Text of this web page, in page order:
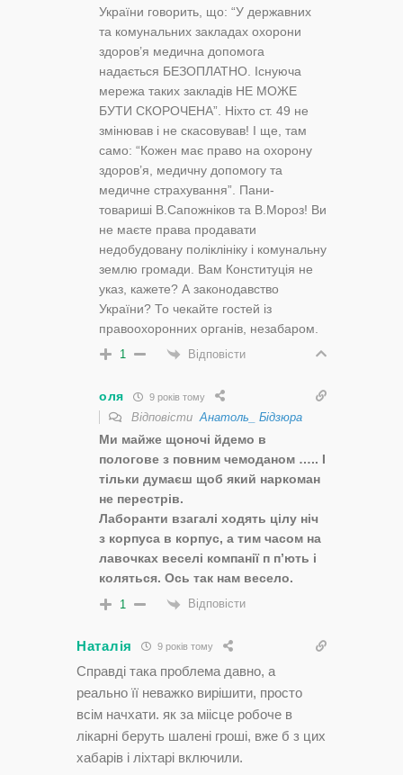
України говорить, що: “У державних
та комунальних закладах охорони
здоров’я медична допомога
надається БЕЗОПЛАТНО. Існуюча
мережа таких закладів НЕ МОЖЕ
БУТИ СКОРОЧЕНА”. Ніхто ст. 49 не
змінював і не скасовував! І ще, там
само: “Кожен має право на охорону
здоров’я, медичну допомогу та
медичне страхування”. Пани-
товариші В.Сапожніков та В.Мороз! Ви
не маєте права продавати
недобудовану поліклініку і комунальну
землю громади. Вам Конституція не
указ, кажете? А законодавство
України? То чекайте гостей із
правоохоронних органів, незабаром.
1 Відповісти
оля 9 років тому
ВідповістиАнатоль_ Бідзюра
Ми майже щоночі йдемо в
пологове з повним чемоданом ….. І
тільки думаєш щоб який наркоман
не перестрів.
Лаборанти взагалі ходять цілу ніч
з корпуса в корпус, а тим часом на
лавочках веселі компанії п п’ють і
коляться. Ось так нам весело.
1 Відповісти
Наталія 9 років тому
Справді така проблема давно, а
реально її неважко вирішити, просто
всім начхати. як за міісце робоче в
лікарні беруть шалені гроші, вже б з цих
хабарів і ліхтарі включили.